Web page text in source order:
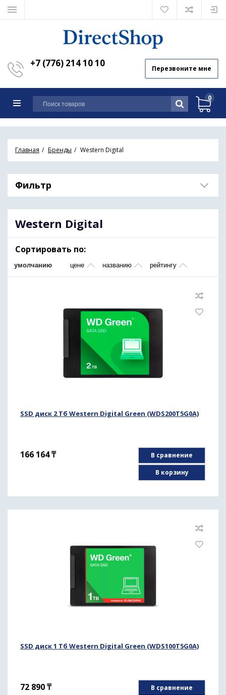
+7 (776) 214 10 10 Перезвоните мне
0
Главная Бренды Western Digital
Фильтр
Western Digital
Сортировать по:
умолчанию цене названию рейтингу
SSD диск 2 Тб Western Digital Green (WDS200T5G0A)
166 164₸
В сравнение
В корзину
SSD диск 1 Тб Western Digital Green (WDS100T5G0A)
72 890₸
В сравнение